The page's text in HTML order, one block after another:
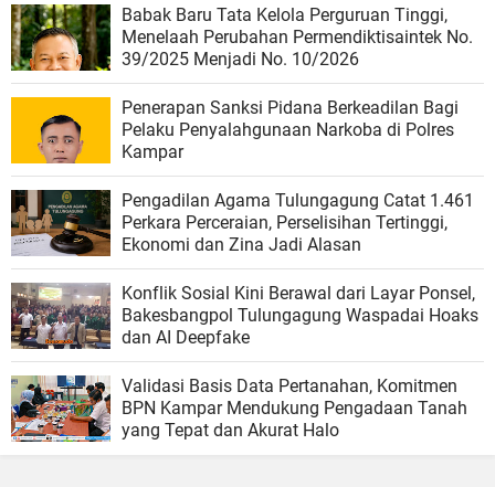
Babak Baru Tata Kelola Perguruan Tinggi,
Menelaah Perubahan Permendiktisaintek No.
39/2025 Menjadi No. 10/2026
Penerapan Sanksi Pidana Berkeadilan Bagi
Pelaku Penyalahgunaan Narkoba di Polres
Kampar
Pengadilan Agama Tulungagung Catat 1.461
Perkara Perceraian, Perselisihan Tertinggi,
Ekonomi dan Zina Jadi Alasan
Konflik Sosial Kini Berawal dari Layar Ponsel,
Bakesbangpol Tulungagung Waspadai Hoaks
dan AI Deepfake
Validasi Basis Data Pertanahan, Komitmen
BPN Kampar Mendukung Pengadaan Tanah
yang Tepat dan Akurat Halo